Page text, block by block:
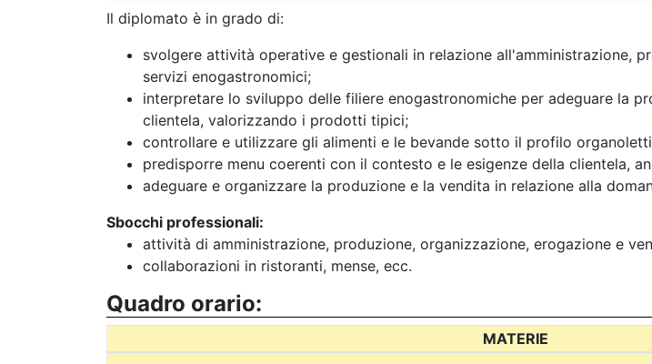
Il diplomato è in grado di:
svolgere attività operative e gestionali in relazione all'amministrazione,
servizi enogastronomici;
interpretare lo sviluppo delle filiere enogastronomiche per adeguare la
clientela, valorizzando i prodotti tipici;
controllare e utilizzare gli alimenti e le bevande sotto il profilo
predisporre menu coerenti con il contesto e le esigenze della clientela,
adeguare e organizzare la produzione e la vendita in relazione alla
Sbocchi professionali:
attività di amministrazione, produzione, organizzazione, erogazione e
collaborazioni in ristoranti, mense, ecc.
Quadro orario:
MATERIE